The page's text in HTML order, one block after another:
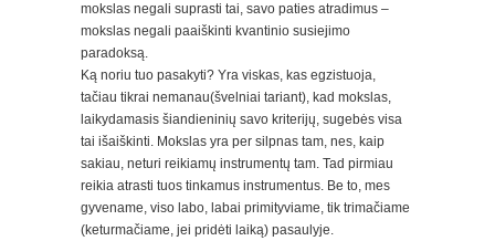
mokslas negali suprasti tai, savo paties atradimus –
mokslas negali paaiškinti kvantinio susiejimo
paradoksą.
Ką noriu tuo pasakyti? Yra viskas, kas egzistuoja,
tačiau tikrai nemanau(švelniai tariant), kad mokslas,
laikydamasis šiandieninių savo kriterijų, sugebės visa
tai išaiškinti. Mokslas yra per silpnas tam, nes, kaip
sakiau, neturi reikiamų instrumentų tam. Tad pirmiau
reikia atrasti tuos tinkamus instrumentus. Be to, mes
gyvename, viso labo, labai primityviame, tik trimačiame
(keturmačiame, jei pridėti laiką) pasaulyje.